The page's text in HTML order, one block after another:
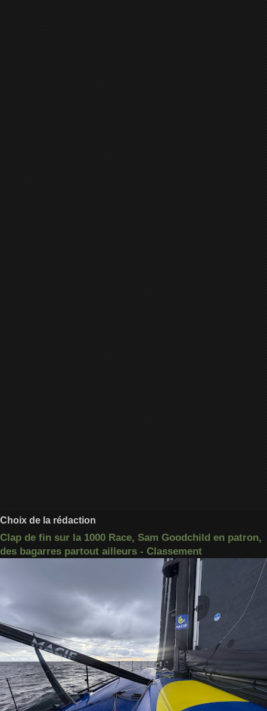
Choix de la rédaction
Clap de fin sur la 1000 Race, Sam Goodchild en patron,
des bagarres partout ailleurs - Classement